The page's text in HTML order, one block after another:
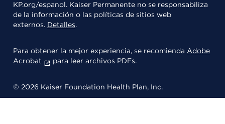
KP.org/espanol. Kaiser Permanente no se responsabiliza
de la información o las políticas de sitios web
externos. Detalles.
Para obtener la mejor experiencia, se recomienda Adobe
Acrobat
para leer archivos PDFs.
© 2026 Kaiser Foundation Health Plan, Inc.